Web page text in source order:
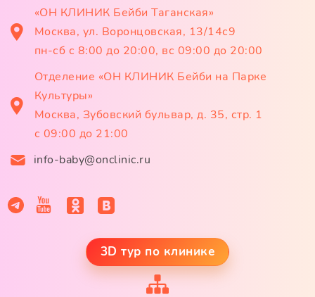
«ОН КЛИНИК Бейби Таганская»
Москва, ул. Воронцовская, 13/14с9
пн-сб с 8:00 до 20:00, вс 09:00 до 20:00
Отделение «ОН КЛИНИК Бейби на Парке
Культуры»
Москва, Зубовский бульвар, д. 35, стр. 1
с 09:00 до 21:00
info-baby@onclinic.ru
3D тур по клинике